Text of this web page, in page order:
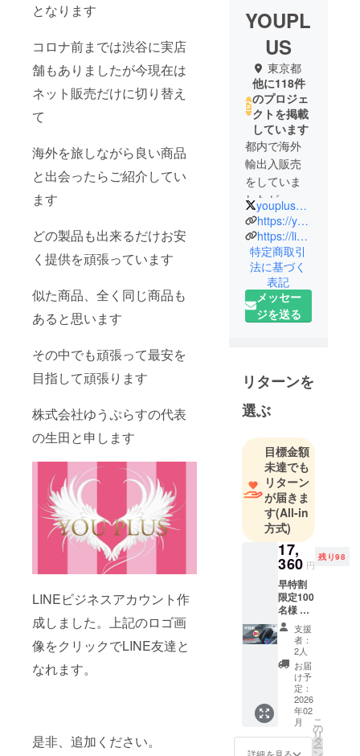
となります
コロナ前までは渋谷に実店
舗もありましたが今現在は
ネット販売だけに切り替え
て
海外を旅しながら良い商品
と出会ったらご紹介してい
ます
どの製品も出来るだけお安
く提供を頑張っています
似た商品、全く同じ商品も
あると思います
その中でも頑張って最安を
目指して頑張ります
株式会社ゆうぷらすの代表
の生田と申します
LINEビジネスアカウント作
成しました。上記のロゴ画
像をクリックでLINE友達と
なれます。
是非、追加ください。
YOUPL
US
東京都
他に118件
のプロジェ
クトを掲載
しています
都内で海外
輸出入販売
をしていま
したが、コ
ロナ禍以降
はネットだ
けで運営を
しています
海外で良い
なと思った
商品などを
渉し、正規
代理店契
約、または
どをし、正
式に証明書
を頂いた商
品をクラ
ファンでプ
ロジェクト
していま
出来るだけ
お安く提供
するつもり
です。
他の方と似
た商品、全
く同じ商品
があると思
いますが、
その中でも
youplus_okayama
https://youplus-eu.myshopify.com
https://line.me/R/ti/p/@670arfti
特定商取引
法に基づく
表記
メッセー
ジを送る
リターンを
選ぶ
目標金額
未達でも
リターン
が届きま
す(All-in
方式)
17,
360 円
残り98
早特割
限定100
名様 ・
商品名/
個数：
バック
パック
型キャ
リー×１
・希望
小売価
格：
24,800
円 ・サ
支援
者：
2人
お届
け予
定：
2026
年02
月
こ
の
リ
タ
ー